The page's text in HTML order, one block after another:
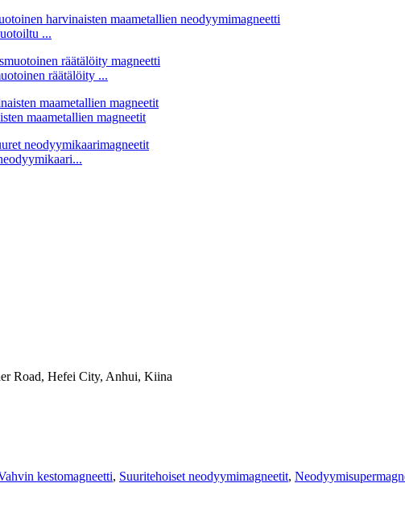
...
räätälöity ...
maametallien magneetit
Road, Hefei City, Anhui, Kiina
kestomagneetti, Suuritehoiset neodyymimagneetit,